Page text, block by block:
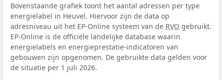
Bovenstaande grafiek toont het aantal adressen per type
energielabel in Heuvel. Hiervoor zijn de data op
adresniveau uit het EP-Online systeem van de RVO gebruikt.
EP-Online is de officiële landelijke database waarin
energielabels en energieprestatie-indicatoren van
gebouwen zijn opgenomen. De gebruikte data gelden voor
de situatie per 1 juli 2026.